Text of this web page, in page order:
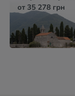
от 35 278 грн